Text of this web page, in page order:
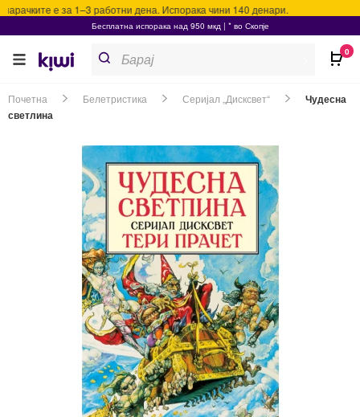
е за 1–3 работни дена. Испорака чини 140 денари.
Бесплатна испорака над 950 мкд | * во Скопје
search
Почетна Белетристика Серијал „Дисксвет“
Чудесна
светлина
0